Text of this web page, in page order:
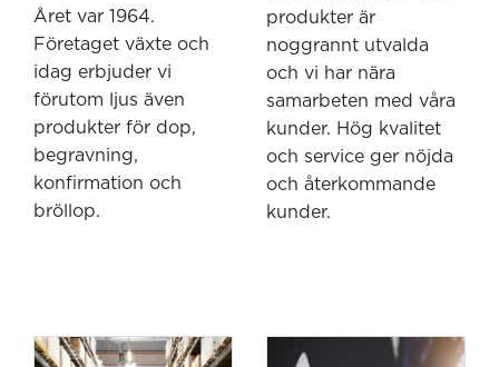
Året var 1964.
Företaget växte och
idag erbjuder vi
förutom ljus även
produkter för dop,
begravning,
konfirmation och
bröllop.
produkter är
noggrannt utvalda
och vi har nära
samarbeten med våra
kunder. Hög kvalitet
och service ger nöjda
och återkommande
kunder.